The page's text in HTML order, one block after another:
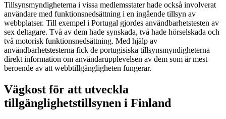
Tillsynsmyndigheterna i vissa medlemsstater hade också involverat
användare med funktionsnedsättning i en ingående tillsyn av
webbplatser. Till exempel i Portugal gjordes användbarhetstesten av
sex deltagare. Två av dem hade synskada, två hade hörselskada och
två motorisk funktionsnedsättning. Med hjälp av
användbarhetstesterna fick de portugisiska tillsynsmyndigheterna
direkt information om användarupplevelsen av dem som är mest
beroende av att webbtillgängligheten fungerar.
Vägkost för att utveckla
tillgänglighetstillsynen i Finland